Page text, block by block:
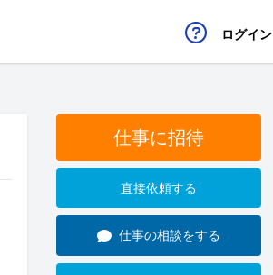
ログイン
仕事に招待
直接依頼する
仕事の相談をする